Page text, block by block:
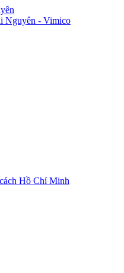
Nguyên - Vimico
Hồ Chí Minh